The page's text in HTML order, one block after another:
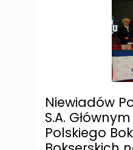
Niewiadów
S.A.
Polskiego